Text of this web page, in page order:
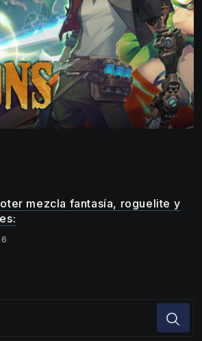
mezcla fantasía, roguelite y